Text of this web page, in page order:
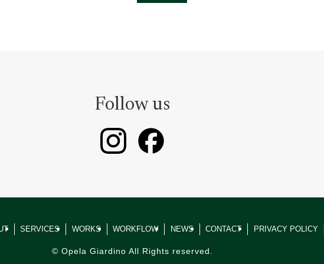
Follow us
SERVICES WORKS WORKFLOW NEWS CONTACT PRIVACY POLICY
© Opela Giardino All Rights reserved.